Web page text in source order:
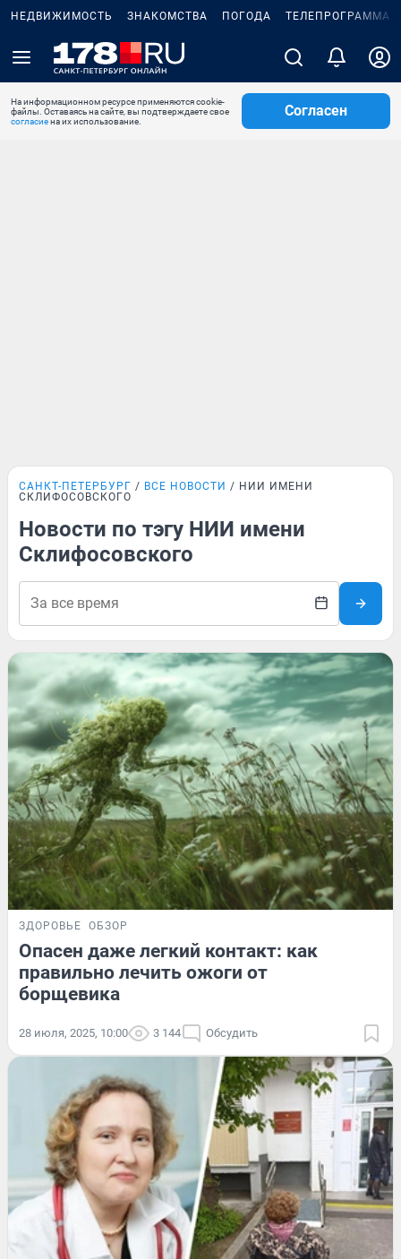
НЕДВИЖИМОСТЬ ЗНАКОМСТВА ПОГОДА ТЕЛЕПРОГРАММА
На информационном ресурсе применяются cookie-
файлы. Оставаясь на сайте, вы подтверждаете свое
согласиена их использование.
Согласен
САНКТ-ПЕТЕРБУРГ ВСЕ НОВОСТИ
НИИ ИМЕНИ
СКЛИФОСОВСКОГО
Новости по тэгу НИИ имени
Склифосовского
ЗДОРОВЬЕ ОБЗОР
Опасен даже легкий контакт: как
правильно лечить ожоги от
борщевика
28 июля, 2025, 10:00 3 144 Обсудить